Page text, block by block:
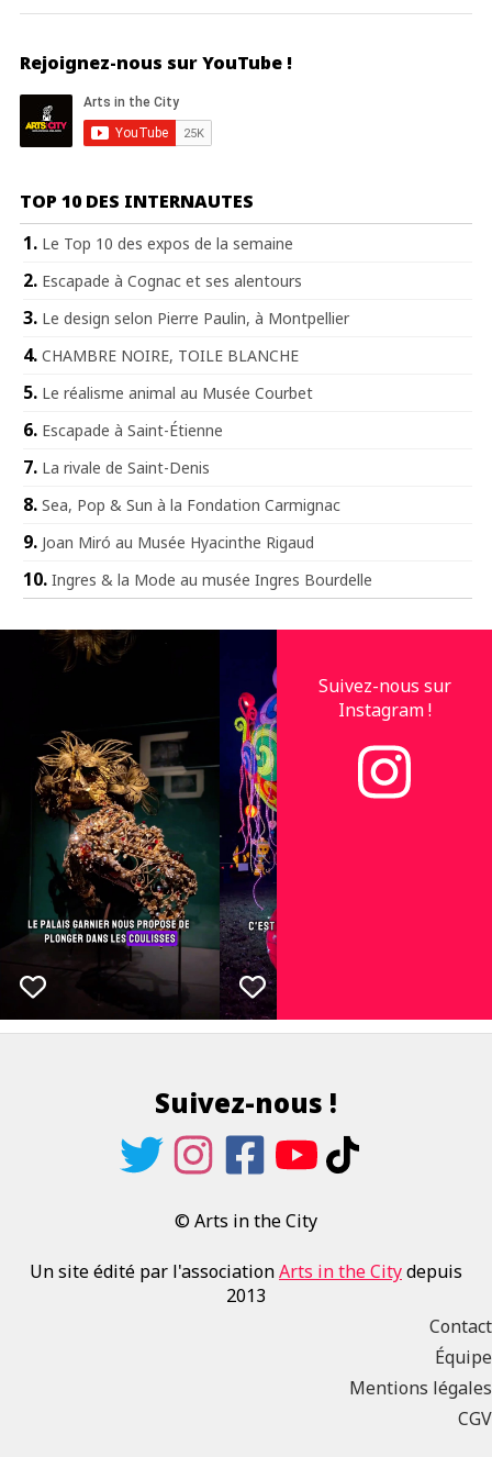
Rejoignez-nous sur YouTube !
TOP 10 DES INTERNAUTES
Le Top 10 des expos de la semaine
Escapade à Cognac et ses alentours
Le design selon Pierre Paulin, à Montpellier
CHAMBRE NOIRE, TOILE BLANCHE
Le réalisme animal au Musée Courbet
Escapade à Saint-Étienne
La rivale de Saint-Denis
Sea, Pop & Sun à la Fondation Carmignac
Joan Miró au Musée Hyacinthe Rigaud
Ingres & la Mode au musée Ingres Bourdelle
Suivez-nous sur
Instagram !
Suivez-nous !
© Arts in the City
Un site édité par l'associationArts in the Citydepuis
2013
Contact
Équipe
Mentions légales
CGV